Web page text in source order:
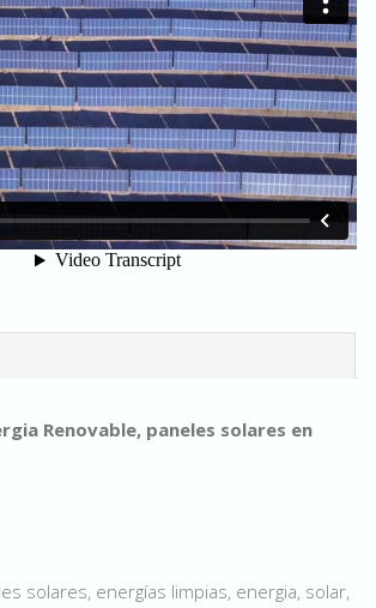
Renovable, paneles solares en
solares, energías limpias, energia, solar,